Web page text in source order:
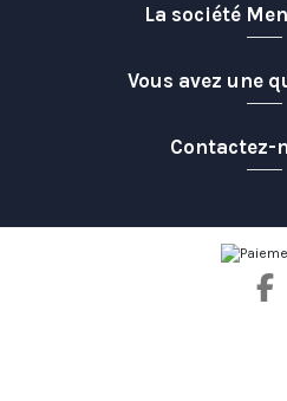
La société
Vous avez une
Contactez-